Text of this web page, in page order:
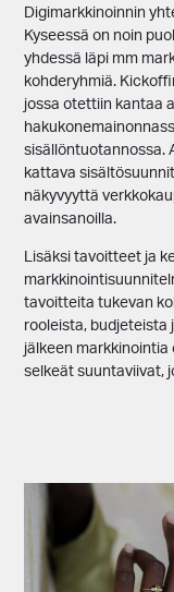
Digimarkkinoinnin
Kyseessä on noin
yhdessä läpi mm
kohderyhmiä.
jossa otettiin kantaa
sisällöntuotannossa.
kattava
näkyvyyttä
avainsanoilla.
Lisäksi tavoitteet ja
tavoitteita tukevan
rooleista, budjeteista
jälkeen markkinointia
selkeät suuntaviivat,